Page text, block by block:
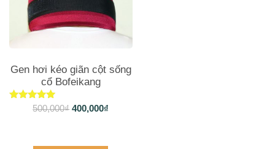
Gen hơi kéo giãn cột sống
cổ Bofeikang
Được xếp
500,000₫ 400,000₫